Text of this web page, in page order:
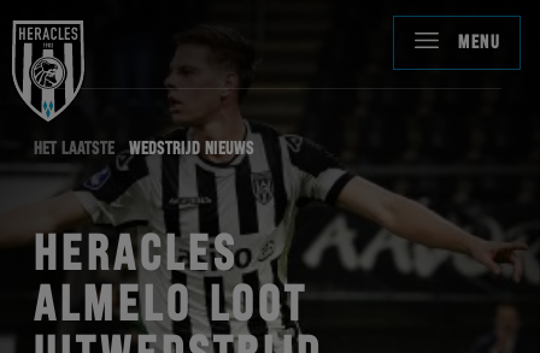
MENU
HET LAATSTE WEDSTRIJD NIEUWS
HERACLES
ALMELO LOOT